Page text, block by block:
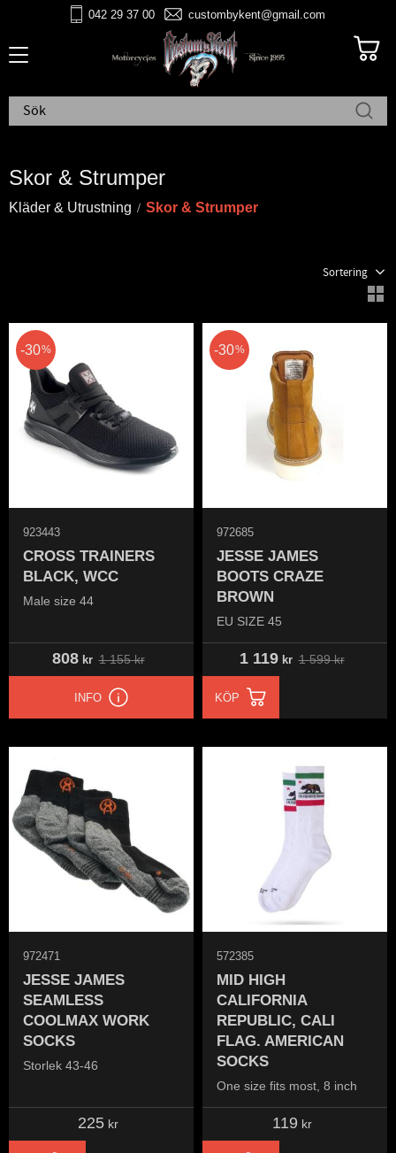
042 29 37 00 custombykent@gmail.com
Skor & Strumper
Kläder & Utrustning Skor & Strumper
CROSS TRAINERS
BLACK, WCC
Male size 44
923443
808 kr 1 155kr
30%
INFO
JESSE JAMES
BOOTS CRAZE
BROWN
EU SIZE 45
972685
1 119 kr 1 599kr
30%
KÖP
JESSE JAMES
SEAMLESS
COOLMAX WORK
SOCKS
Storlek 43-46
972471
225 kr
MID HIGH
CALIFORNIA
REPUBLIC, CALI
FLAG. AMERICAN
SOCKS
One size fits most, 8 inch
572385
119kr